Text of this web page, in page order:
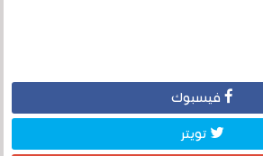
فيسبوك
تويتر